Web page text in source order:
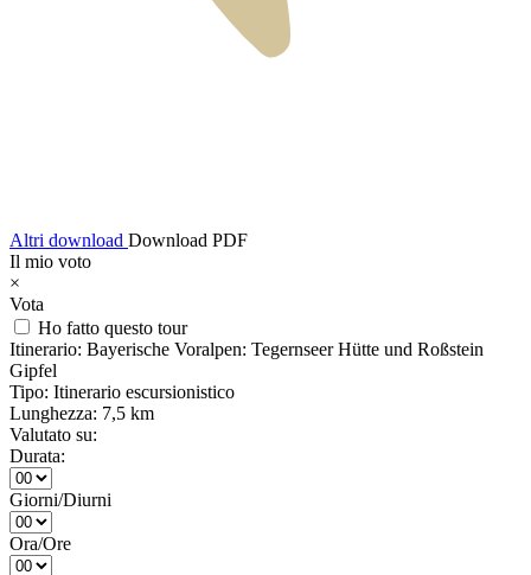
Altri download Download PDF
Il mio voto
×
Vota
Ho fatto questo tour
Itinerario: Bayerische Voralpen: Tegernseer Hütte und Roßstein
Gipfel
Tipo: Itinerario escursionistico
Lunghezza: 7,5 km
Valutato su:
Durata:
Giorni/Diurni
Ora/Ore